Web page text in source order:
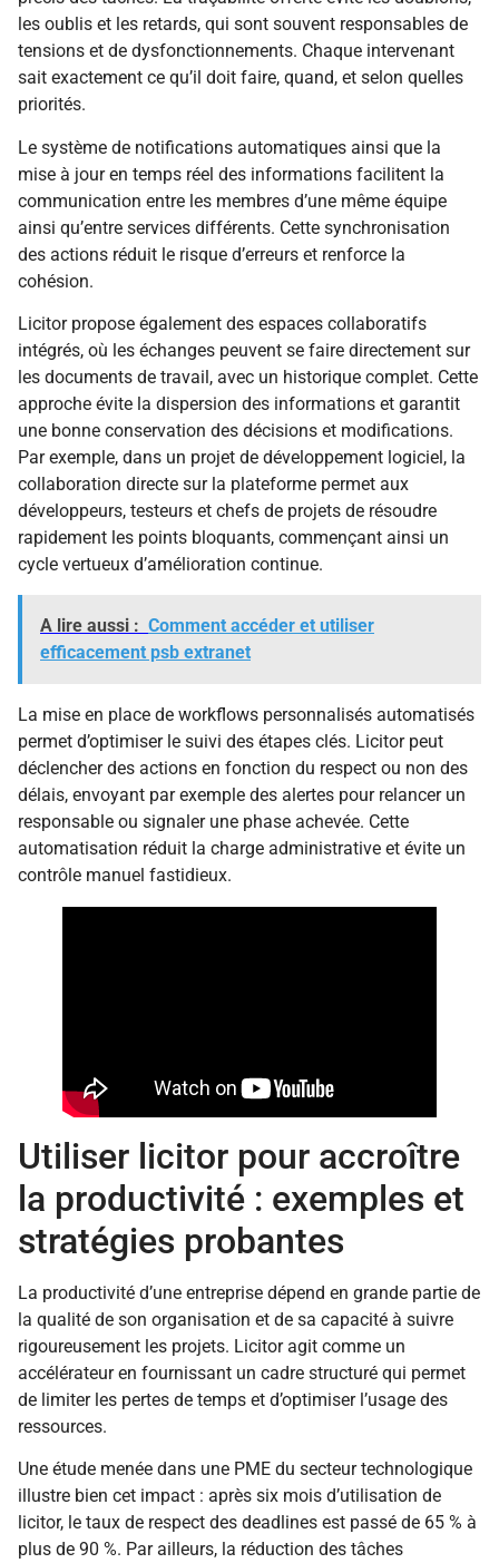
les oublis et les retards, qui sont souvent responsables de
tensions et de dysfonctionnements. Chaque intervenant
sait exactement ce qu’il doit faire, quand, et selon quelles
priorités.
Le système de notifications automatiques ainsi que la
mise à jour en temps réel des informations facilitent la
communication entre les membres d’une même équipe
ainsi qu’entre services différents. Cette synchronisation
des actions réduit le risque d’erreurs et renforce la
cohésion.
Licitor propose également des espaces collaboratifs
intégrés, où les échanges peuvent se faire directement sur
les documents de travail, avec un historique complet. Cette
approche évite la dispersion des informations et garantit
une bonne conservation des décisions et modifications.
Par exemple, dans un projet de développement logiciel, la
collaboration directe sur la plateforme permet aux
développeurs, testeurs et chefs de projets de résoudre
rapidement les points bloquants, commençant ainsi un
cycle vertueux d’amélioration continue.
A lire aussi : Comment accéder et utiliser
efficacement psb extranet
La mise en place de workflows personnalisés automatisés
permet d’optimiser le suivi des étapes clés. Licitor peut
déclencher des actions en fonction du respect ou non des
délais, envoyant par exemple des alertes pour relancer un
responsable ou signaler une phase achevée. Cette
automatisation réduit la charge administrative et évite un
contrôle manuel fastidieux.
Utiliser licitor pour accroître
la productivité : exemples et
stratégies probantes
La productivité d’une entreprise dépend en grande partie de
la qualité de son organisation et de sa capacité à suivre
rigoureusement les projets. Licitor agit comme un
accélérateur en fournissant un cadre structuré qui permet
de limiter les pertes de temps et d’optimiser l’usage des
ressources.
Une étude menée dans une PME du secteur technologique
illustre bien cet impact : après six mois d’utilisation de
licitor, le taux de respect des deadlines est passé de 65 % à
plus de 90 %. Par ailleurs, la réduction des tâches